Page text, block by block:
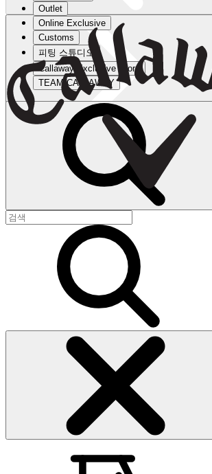
Outlet
Online Exclusive
Customs
피팅 스튜디오
Callaway Exclusive Store
TEAM CALLAWAY